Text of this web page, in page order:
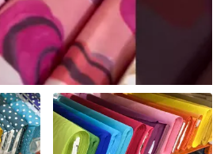
la metru este atent aleasă pentru a
clasic rezistent și stabil, ideal
perne, apărători de pătuț sau genți de
cu imprimeu digital:Pentru
înaltă și culori intense, imprimeul